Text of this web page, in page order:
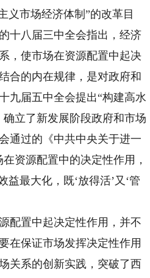
义市场经济体制”的改革目
十八届三中全会指出，经济
，使市场在资源配置中起决
合的内在规律，是对政府和
九届五中全会提出“构建高水
立了新发展阶段政府和市场
通过的《中共中央关于进一
资源配置中的决定性作用，
最大化，既‘放得活’又‘管
置中起决定性作用，并不
在保证市场发挥决定性作用
关系的创新实践，突破了西